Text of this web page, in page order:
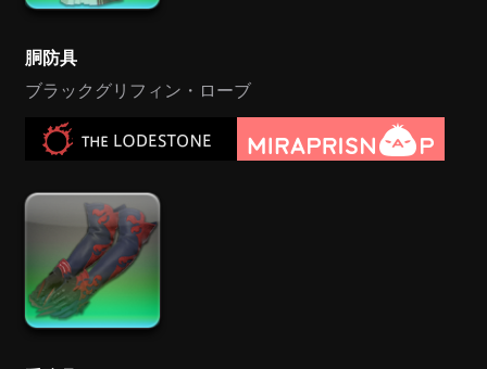
胴防具
ブラックグリフィン・ローブ